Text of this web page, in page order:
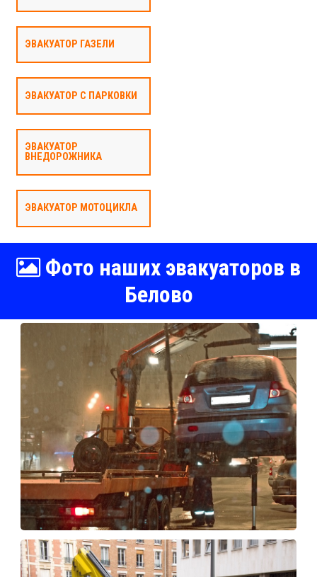
ЭВАКУАТОР ГАЗЕЛИ
ЭВАКУАТОР С ПАРКОВКИ
ЭВАКУАТОР
ВНЕДОРОЖНИКА
ЭВАКУАТОР МОТОЦИКЛА
Фото наших эвакуаторов в
Белово